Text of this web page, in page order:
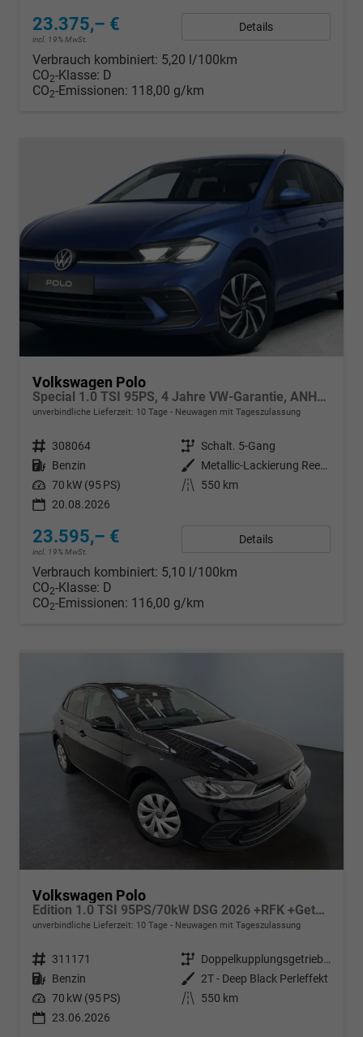
23.375,– €
incl. 19% MwSt.
Details
Verbrauch kombiniert: 5,20 l/100km
CO2-Klasse: D
CO2-Emissionen: 118,00 g/km
Volkswagen Polo
Special 1.0 TSI 95PS, 4 Jahre VW-Garantie, ANHÄNGERKUPPLUNG, 15" ALU, SITZHEIZUNG, Parksensoren VORNE & hinten, Rückfahrkamera, M-Lederlenkrad, READY2DISCOVER, APP-CONNECT, Armlehne vorne, Induktionsladen Smartphone, Abgedunkelte Scheiben, RESERVERAD, NSW
unverbindliche Lieferzeit: 10 Tage Neuwagen mit Tageszulassung
Fahrzeugnr. 308064 Getriebe Schalt. 5-Gang
Kraftstoff Benzin Außenfarbe
Metallic-Lackierung Reef-Blau
Leistung 70 kW (95 PS) Kilometerstand
550 km
20.08.2026
23.595,– €
incl. 19% MwSt.
Details
Verbrauch kombiniert: 5,10 l/100km
CO2-Klasse: D
CO2-Emissionen: 116,00 g/km
Volkswagen Polo
Edition 1.0 TSI 95PS/70kW DSG 2026 +RFK +Getönte Heckscheiben +TravelAssist +LED
unverbindliche Lieferzeit: 10 Tage Neuwagen mit Tageszulassung
Fahrzeugnr. 311171 Getriebe
Doppelkupplungsgetriebe (DSG)
Kraftstoff Benzin Außenfarbe
2T - Deep Black Perleffekt
Leistung 70 kW (95 PS) Kilometerstand
550 km
23.06.2026